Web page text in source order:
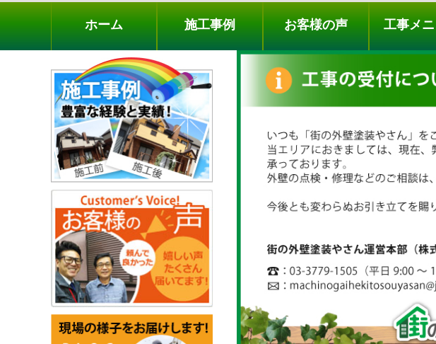
ホーム 施工事例 お客様の声 工事メ